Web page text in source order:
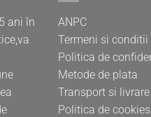
ani în
ANPC
Termeni si conditii
Politica de
Metode de plata
Transport si livrare
Politica de cookies